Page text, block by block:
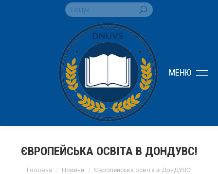
Search:
МЕНЮ
ЄВРОПЕЙСЬКА ОСВІТА В ДОНДУВС!
Головна Новини Європейська освіта в ДонДУВС!